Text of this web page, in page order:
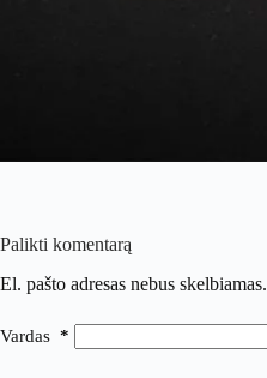
Palikti komentarą
El. pašto adresas nebus skelbiamas.
Vardas *